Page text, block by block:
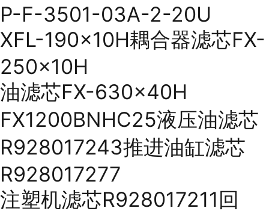
P-F-3501-03A-2-20U
XFL-190x10H耦合器滤芯FX-
250x10H
油滤芯FX-630x40H
FX1200BNHC25液压油滤芯
R928017243推进油缸滤芯
R928017277
注塑机滤芯R928017211回